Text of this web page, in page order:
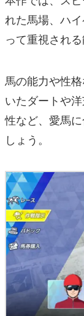
れた馬場、ハ
って重視され
馬の能力や性
いたダートや
性など、愛馬
しょう。